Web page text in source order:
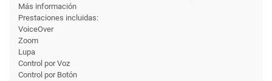
Más información
Prestaciones incluidas:
VoiceOver
Zoom
Lupa
Control por Voz
Control por Botón